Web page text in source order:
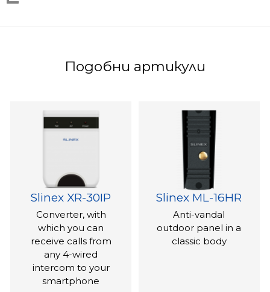
Подобни артикули
Slinex XR-30IP
Converter, with
which you can
receive calls from
any 4-wired
intercom to your
smartphone
Slinex ML-16HR
Anti-vandal
outdoor panel in a
classic body